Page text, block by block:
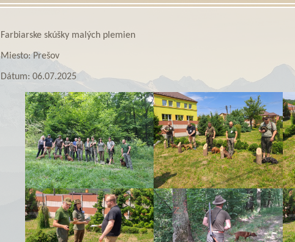
Farbiarske skúšky malých plemien
Miesto: Prešov
Dátum: 06.07.2025